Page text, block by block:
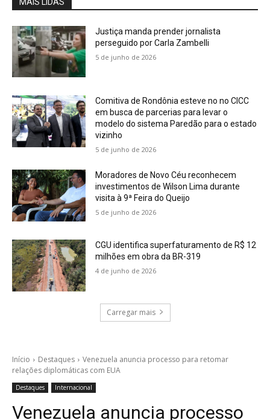
Justiça manda prender jornalista
perseguido por Carla Zambelli
5 de junho de 2026
Comitiva de Rondônia esteve no no CICC
em busca de parcerias para levar o
modelo do sistema Paredão para o estado
vizinho
5 de junho de 2026
Moradores de Novo Céu reconhecem
investimentos de Wilson Lima durante
visita à 9ª Feira do Queijo
5 de junho de 2026
CGU identifica superfaturamento de R$ 12
milhões em obra da BR-319
4 de junho de 2026
Carregar mais